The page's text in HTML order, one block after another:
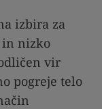
izbira za
in nizko
vir
pogreje telo